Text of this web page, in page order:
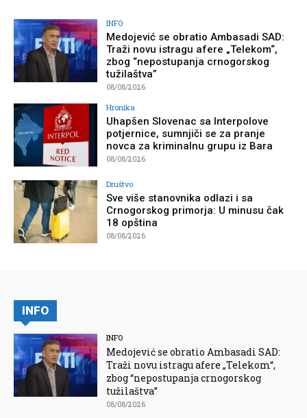
INFO
Medojević se obratio Ambasadi SAD:
Traži novu istragu afere „Telekom“,
zbog “nepostupanja crnogorskog
tužilaštva”
08/08/2026
Hronika
Uhapšen Slovenac sa Interpolove
potjernice, sumnjiči se za pranje
novca za kriminalnu grupu iz Bara
08/08/2026
Društvo
Sve više stanovnika odlazi i sa
Crnogorskog primorja: U minusu čak
18 opština
08/08/2026
INFO
INFO
Medojević se obratio Ambasadi SAD:
Traži novu istragu afere „Telekom“,
zbog “nepostupanja crnogorskog
tužilaštva”
08/08/2026